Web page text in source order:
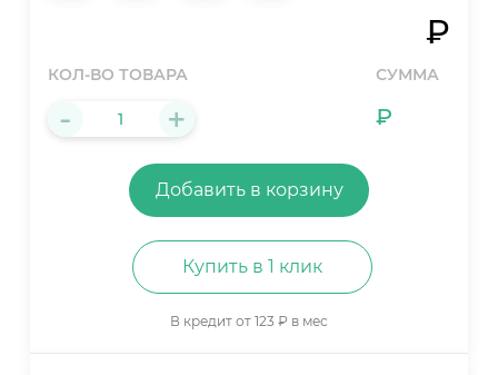
₽
КОЛ-ВО ТОВАРА
- +
СУММА
₽
Добавить в корзину
Купить в 1 клик
В кредит от 123 ₽ в мес